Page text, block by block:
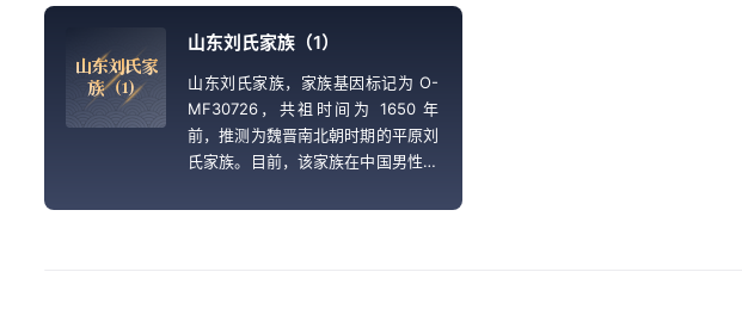
山东刘氏家
族（1）
山东刘氏家族（1）
山东刘氏家族，家族基因标记为 O-
MF30726，共祖时间为 1650 年
前，推测为魏晋南北朝时期的平原刘
氏家族。目前，该家族在中国男性中
我国山东以及东北地区。